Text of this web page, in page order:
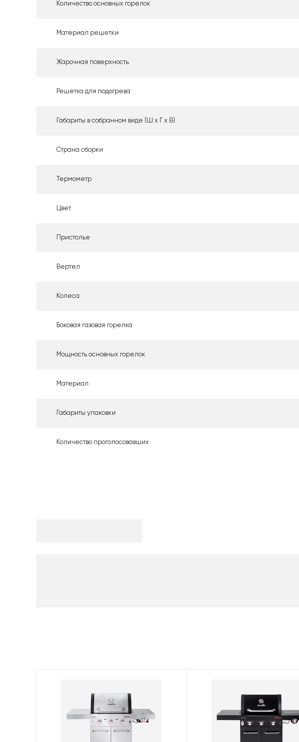
Количество основных горелок
Материал решетки
Жарочная поверхность
Решетка для подогрева
Габариты в собранном виде (Ш х Г х В)
Страна сборки
Термометр
Цвет
Пристолье
Вертел
Колеса
Боковая газовая горелка
Мощность основных горелок
Материал
Габариты упаковки
Количество проголосовавших